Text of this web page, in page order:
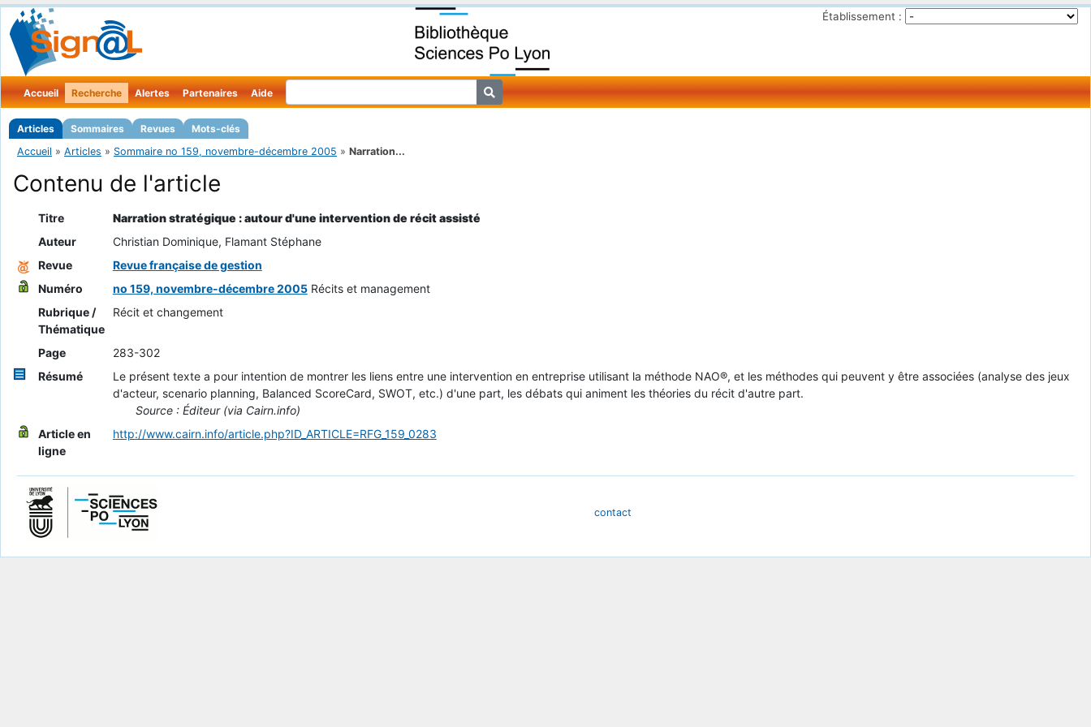
Établissement :
Accueil Recherche
Articles Sommaires Revues Mots-clés
Alertes Partenaires Aide
Accueil » Articles » Sommaire no 159, novembre-décembre 2005 » Narration...
Contenu de l'article
Titre
Narration stratégique : autour d'une intervention de récit assisté
Auteur
Christian Dominique, Flamant Stéphane
Revue
Revue française de gestion
Numéro
no 159, novembre-décembre 2005 Récits et management
Rubrique /
Thématique
Récit et changement
Page
283-302
Résumé
Le présent texte a pour intention de montrer les liens entre une intervention en entreprise utilisant la méthode NAO®, et les méthodes qui peuvent y être associées (analyse des jeux
d'acteur, scenario planning, Balanced ScoreCard, SWOT, etc.) d'une part, les débats qui animent les théories du récit d'autre part.
Source : Éditeur (via Cairn.info)
Article en
ligne
http://www.cairn.info/article.php?ID_ARTICLE=RFG_159_0283
contact